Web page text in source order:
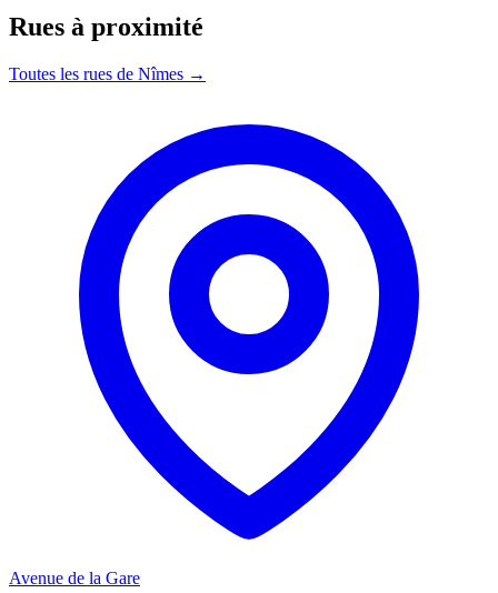
Rues à proximité
Toutes les rues de Nîmes →
Avenue de la Gare